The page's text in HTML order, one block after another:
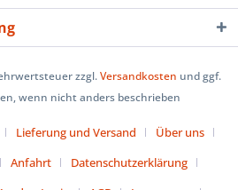
zzgl.Versandkosten und ggf.
wenn nicht anders beschrieben
Lieferung und Versand
Über uns
Anfahrt
Datenschutzerklärung